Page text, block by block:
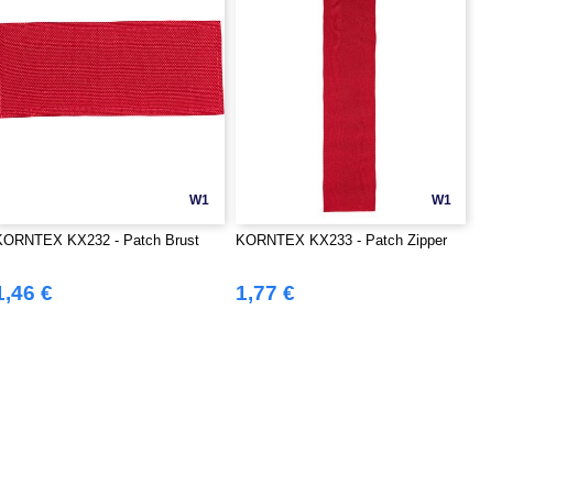
W1
KX232 - Patch Brust
€
W1
KORNTEX KX233 - Patch Zipper
1,77 €